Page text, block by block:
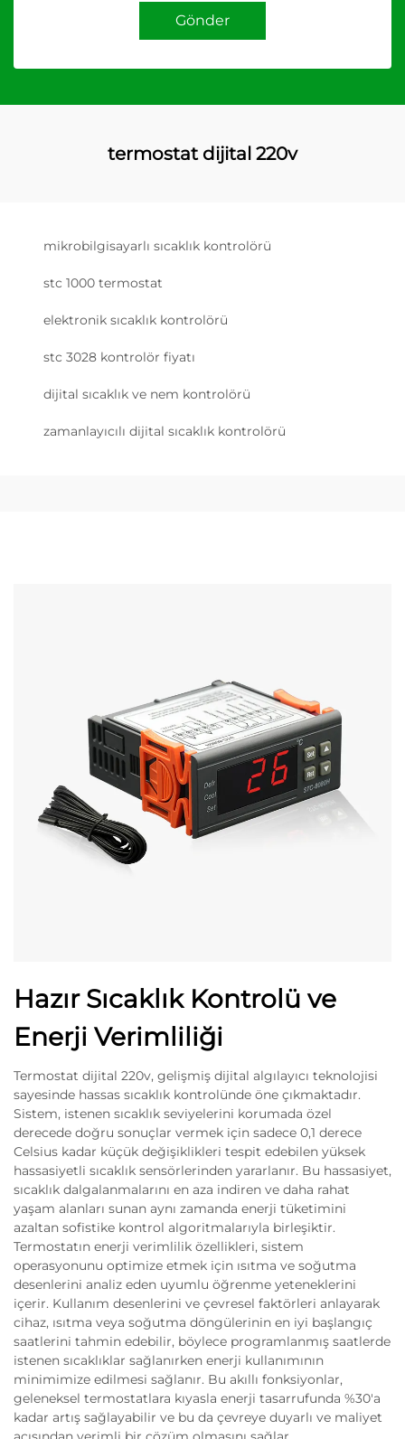
Gönder
termostat dijital 220v
mikrobilgisayarlı sıcaklık kontrolörü
stc 1000 termostat
elektronik sıcaklık kontrolörü
stc 3028 kontrolör fiyatı
dijital sıcaklık ve nem kontrolörü
zamanlayıcılı dijital sıcaklık kontrolörü
Hazır Sıcaklık Kontrolü ve
Enerji Verimliliği
Termostat dijital 220v, gelişmiş dijital algılayıcı teknolojisi
sayesinde hassas sıcaklık kontrolünde öne çıkmaktadır.
Sistem, istenen sıcaklık seviyelerini korumada özel
derecede doğru sonuçlar vermek için sadece 0,1 derece
Celsius kadar küçük değişiklikleri tespit edebilen yüksek
hassasiyetli sıcaklık sensörlerinden yararlanır. Bu hassasiyet,
sıcaklık dalgalanmalarını en aza indiren ve daha rahat
yaşam alanları sunan aynı zamanda enerji tüketimini
azaltan sofistike kontrol algoritmalarıyla birleşiktir.
Termostatın enerji verimlilik özellikleri, sistem
operasyonunu optimize etmek için ısıtma ve soğutma
desenlerini analiz eden uyumlu öğrenme yeteneklerini
içerir. Kullanım desenlerini ve çevresel faktörleri anlayarak
cihaz, ısıtma veya soğutma döngülerinin en iyi başlangıç
saatlerini tahmin edebilir, böylece programlanmış saatlerde
istenen sıcaklıklar sağlanırken enerji kullanımının
minimimize edilmesi sağlanır. Bu akıllı fonksiyonlar,
geleneksel termostatlara kıyasla enerji tasarrufunda %30'a
kadar artış sağlayabilir ve bu da çevreye duyarlı ve maliyet